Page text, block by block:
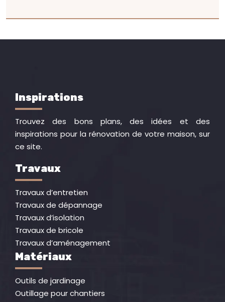
Inspirations
Trouvez des bons plans, des idées et des
inspirations pour la rénovation de votre maison, sur
ce site.
Travaux
Travaux d’entretien
Travaux de dépannage
Travaux d’isolation
Travaux de bricole
Travaux d’aménagement
Matériaux
Outils de jardinage
Outillage pour chantiers